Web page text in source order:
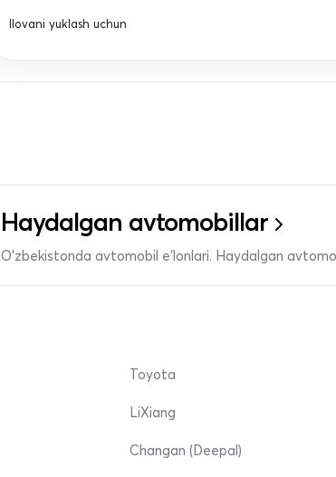
Ilovani yuklash uchun
Haydalgan avtomobillar
O'zbekistonda avtomobil e’lonlari. Haydalgan
Toyota
LiXiang
Changan (Deepal)